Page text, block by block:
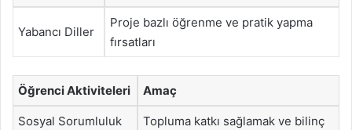
Yabancı Diller
Proje bazlı öğrenme ve pratik yapma
fırsatları
Öğrenci Aktiviteleri Amaç
Sosyal Sorumluluk
Topluma katkı sağlamak ve bilinç